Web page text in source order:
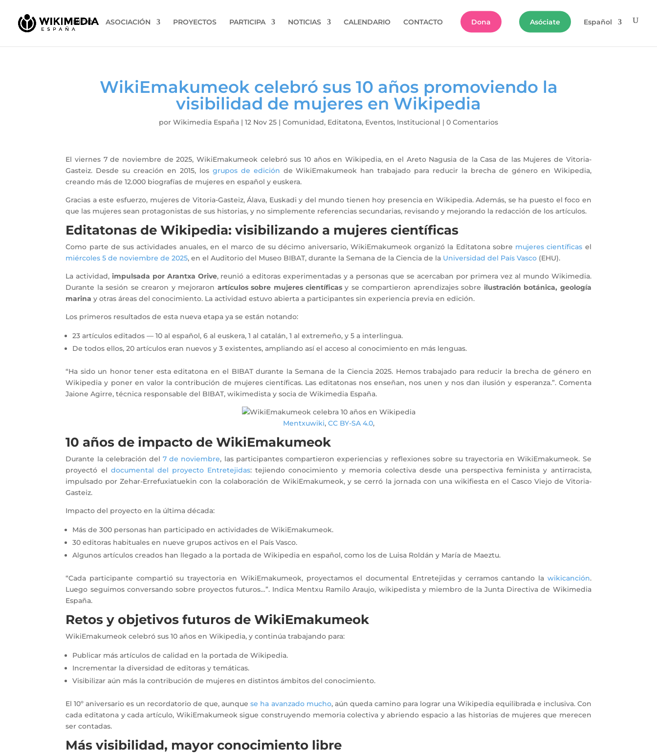
INICIO ASOCIACIÓN PROYECTOS PARTICIPA NOTICIAS CALENDARIO CONTACTO Dona Asóciate Español
WikiEmakumeok celebró sus 10 años promoviendo la
visibilidad de mujeres en Wikipedia
por Wikimedia España | 12 Nov 25 | Comunidad, Editatona, Eventos, Institucional | 0 Comentarios
El viernes 7 de noviembre de 2025, WikiEmakumeok celebró sus 10 años en Wikipedia, en el Areto Nagusia de la Casa de las Mujeres de Vitoria-
Gasteiz. Desde su creación en 2015, los grupos de edición de WikiEmakumeok han trabajado para reducir la brecha de género en Wikipedia,
creando más de 12.000 biografías de mujeres en español y euskera.
Gracias a este esfuerzo, mujeres de Vitoria-Gasteiz, Álava, Euskadi y del mundo tienen hoy presencia en Wikipedia. Además, se ha puesto el foco en
que las mujeres sean protagonistas de sus historias, y no simplemente referencias secundarias, revisando y mejorando la redacción de los artículos.
Editatonas de Wikipedia: visibilizando a mujeres científicas
Como parte de sus actividades anuales, en el marco de su décimo aniversario, WikiEmakumeok organizó la Editatona sobre mujeres científicas el
miércoles 5 de noviembre de 2025, en el Auditorio del Museo BIBAT, durante la Semana de la Ciencia de la Universidad del País Vasco (EHU).
La actividad,impulsada por Arantxa Orive, reunió a editoras experimentadas y a personas que se acercaban por primera vez al mundo Wikimedia.
Durante la sesión se crearon y mejoraron artículos sobre mujeres científicasy se compartieron aprendizajes sobre ilustración botánica, geología
marina y otras áreas del conocimiento. La actividad estuvo abierta a participantes sin experiencia previa en edición.
Los primeros resultados de esta nueva etapa ya se están notando:
23 artículos editados — 10 al español, 6 al euskera, 1 al catalán, 1 al extremeño, y 5 a interlingua.
De todos ellos, 20 artículos eran nuevos y 3 existentes, ampliando así el acceso al conocimiento en más lenguas.
“Ha sido un honor tener esta editatona en el BIBAT durante la Semana de la Ciencia 2025. Hemos trabajado para reducir la brecha de género en
Wikipedia y poner en valor la contribución de mujeres científicas. Las editatonas nos enseñan, nos unen y nos dan ilusión y esperanza.”. Comenta
Jaione Agirre, técnica responsable del BIBAT, wikimedista y socia de Wikimedia España.
Mentxuwiki, CC BY-SA 4.0,
10 años de impacto de WikiEmakumeok
Durante la celebración del7 de noviembre, las participantes compartieron experiencias y reflexiones sobre su trayectoria en WikiEmakumeok. Se
proyectó el documental del proyecto Entretejidas: tejiendo conocimiento y memoria colectiva desde una perspectiva feminista y antirracista,
impulsado por Zehar-Errefuxiatuekin con la colaboración de WikiEmakumeok, y se cerró la jornada con una wikifiesta en el Casco Viejo de Vitoria-
Gasteiz.
Impacto del proyecto en la última década:
Más de 300 personas han participado en actividades de WikiEmakumeok.
30 editoras habituales en nueve grupos activos en el País Vasco.
Algunos artículos creados han llegado a la portada de Wikipedia en español, como los de Luisa Roldán y María de Maeztu.
“Cada participante compartió su trayectoria en WikiEmakumeok, proyectamos el documental Entretejidas y cerramos cantando la wikicanción.
Luego seguimos conversando sobre proyectos futuros…”. Indica Mentxu Ramilo Araujo, wikipedista y miembro de la Junta Directiva de Wikimedia
España.
Retos y objetivos futuros de WikiEmakumeok
WikiEmakumeok celebró sus 10 años en Wikipedia, y continúa trabajando para:
Publicar más artículos de calidad en la portada de Wikipedia.
Incrementar la diversidad de editoras y temáticas.
Visibilizar aún más la contribución de mujeres en distintos ámbitos del conocimiento.
El 10º aniversario es un recordatorio de que, aunquese ha avanzado mucho, aún queda camino para lograr una Wikipedia equilibrada e inclusiva. Con
cada editatona y cada artículo, WikiEmakumeok sigue construyendo memoria colectiva y abriendo espacio a las historias de mujeres que merecen
ser contadas.
Más visibilidad, mayor conocimiento libre